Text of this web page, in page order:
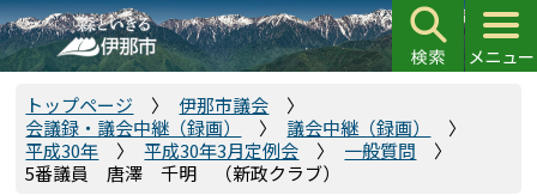
こ
の
ペ
トップページ
伊那市議会
会議録・議会中継（録画）
議会中継（録画）
平成30年
平成30年3月定例会
一般質問
5番議員 唐澤 千明 （新政クラブ）